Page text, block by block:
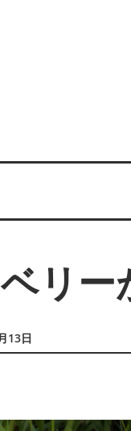
リー
13日